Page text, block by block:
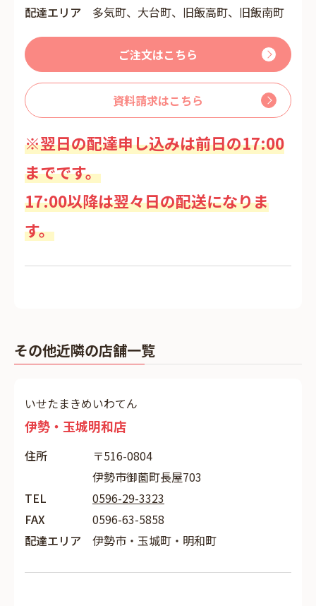
配達エリア
多気町、大台町、旧飯高町、旧飯南町
ご注文はこちら
資料請求はこちら
※翌日の配達申し込みは前日の17:00
までです。
17:00以降は翌々日の配送になりま
す。
その他近隣の店舗一覧
いせたまきめいわてん
伊勢・玉城明和店
住所
〒516-0804
伊勢市御薗町長屋703
TEL
0596-29-3323
FAX
0596-63-5858
配達エリア
伊勢市・玉城町・明和町